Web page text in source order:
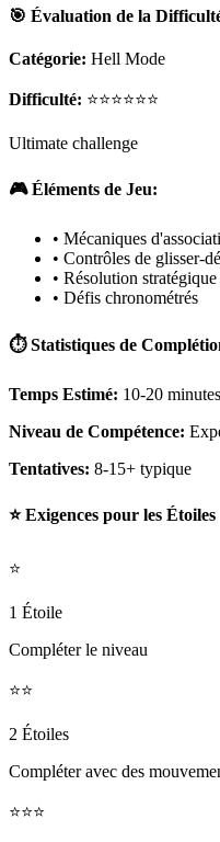
🎯 Évaluation de la
Catégorie: Hell Mode
Difficulté: ⭐⭐⭐⭐⭐⭐
Ultimate challenge
🎮 Éléments de Jeu:
• Mécaniques
• Contrôles de glisser-
• Résolution
• Défis chronométrés
⏱️ Statistiques de
Temps Estimé: 10-20 minutes
Niveau de Compétence:
Tentatives: 8-15+ typique
⭐ Exigences pour les Étoiles
⭐
1 Étoile
Compléter le niveau
⭐⭐
2 Étoiles
Compléter avec des
⭐⭐⭐